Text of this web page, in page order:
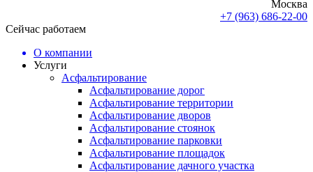
Москва
+7 (963) 686-22-00
Сейчас работаем
О компании
Услуги
Асфальтирование
Асфальтирование дорог
Асфальтирование территории
Асфальтирование дворов
Асфальтирование стоянок
Асфальтирование парковки
Асфальтирование площадок
Асфальтирование дачного участка